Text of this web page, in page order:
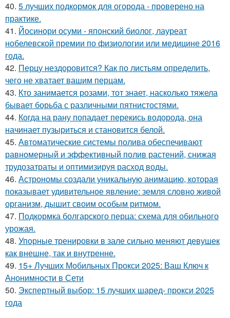
40. 5 лучших подкормок для огорода - проверено на
практике.
41. Йосинори осуми - японский биолог, лауреат
нобелевской премии по физиологии или медицине 2016
года.
42. Перцу нездоровится? Как по листьям определить,
чего не хватает вашим перцам.
43. Кто занимается розами, тот знает, насколько тяжела
бывает борьба с различными пятнистостями.
44. Когда на рану попадает перекись водорода, она
начинает пузыриться и становится белой.
45. Автоматические системы полива обеспечивают
равномерный и эффективный полив растений, снижая
трудозатраты и оптимизируя расход воды.
46. Астрономы создали уникальную анимацию, которая
показывает удивительное явление: земля словно живой
организм, дышит своим особым ритмом.
47. Подкормка болгарского перца: схема для обильного
урожая.
48. Упорные тренировки в зале сильно меняют девушек
как внешне, так и внутренне.
49. 15+ Лучших Мобильных Прокси 2025: Ваш Ключ к
Анонимности в Сети
50. Экспертный выбор: 15 лучших шаред- прокси 2025
года